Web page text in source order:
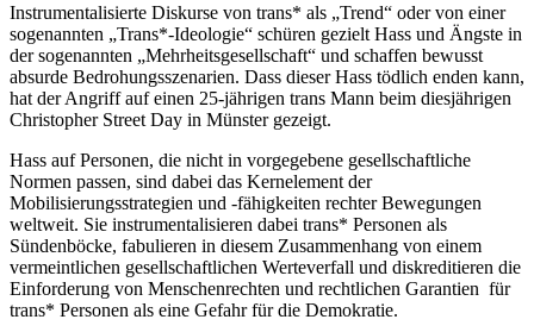
Instrumentalisierte Diskurse von trans* als „Trend“ oder von einer
sogenannten „Trans*-Ideologie“ schüren gezielt Hass und Ängste in
der sogenannten „Mehrheitsgesellschaft“ und schaffen bewusst
absurde Bedrohungsszenarien. Dass dieser Hass tödlich enden kann,
hat der Angriff auf einen 25-jährigen trans Mann beim diesjährigen
Christopher Street Day in Münster gezeigt.
Hass auf Personen, die nicht in vorgegebene gesellschaftliche
Normen passen, sind dabei das Kernelement der
Mobilisierungsstrategien und -fähigkeiten rechter Bewegungen
weltweit. Sie instrumentalisieren dabei trans* Personen als
Sündenböcke, fabulieren in diesem Zusammenhang von einem
vermeintlichen gesellschaftlichen Werteverfall und diskreditieren die
Einforderung von Menschenrechten und rechtlichen Garantien für
trans* Personen als eine Gefahr für die Demokratie.